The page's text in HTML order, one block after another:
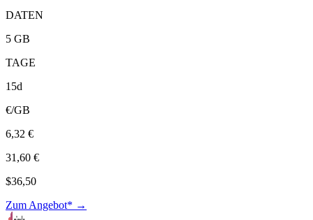
DATEN
5 GB
TAGE
15d
€/GB
6,32 €
31,60 €
$36,50
Zum Angebot* →